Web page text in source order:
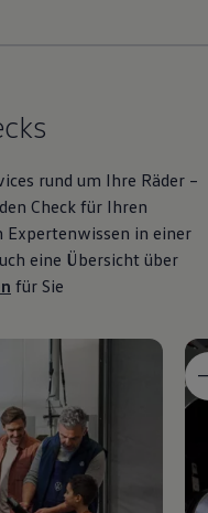
rund um Ihre Räder –
Check für Ihren
Expertenwissen in einer
eine Übersicht über
für Sie